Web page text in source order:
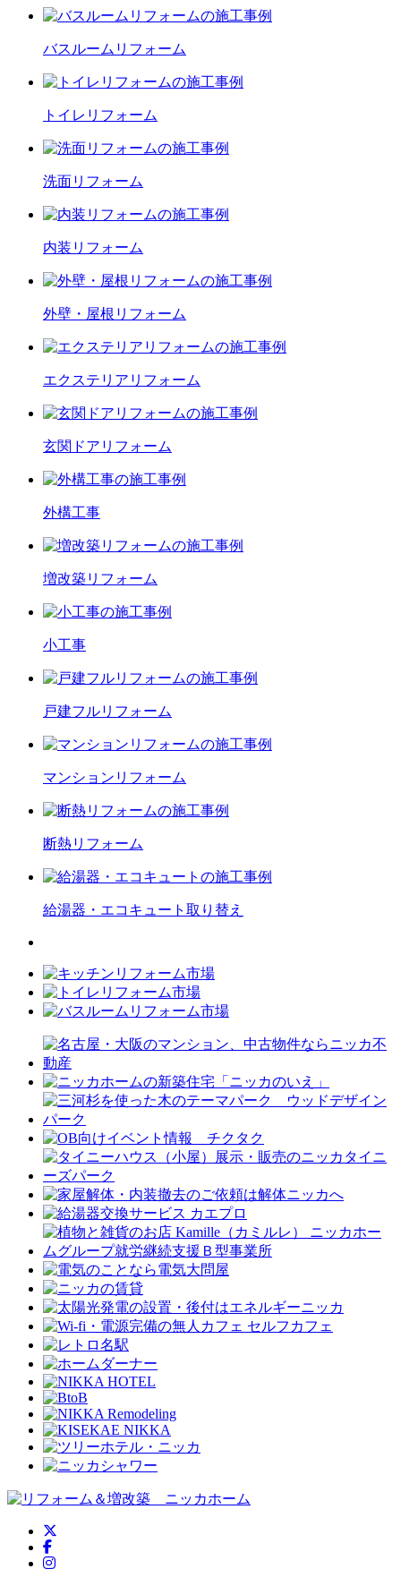
バスルーム リフォーム
トイレ リフォーム
洗面リフォーム
内装 リフォーム
外壁・屋根 リフォーム
エクステリア リフォーム
玄関ドア リフォーム
外構工事
増改築リフォーム
小工事
戸建フルリフォーム
マンション リフォーム
断熱リフォーム
給湯器・エコキュート 取り替え
ニッカホーム公式Facebook
ニッカホーム公式Instagram